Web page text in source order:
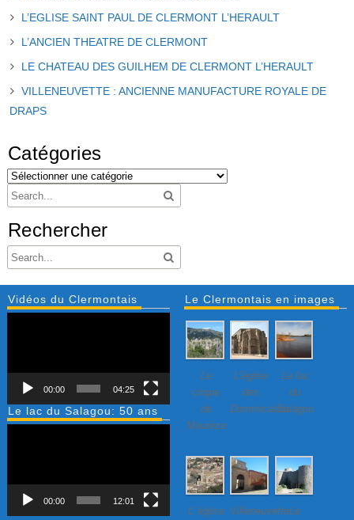
L’EGLISE SAINT PAUL DE CLERMONT L’HERAULT
L’ANCIEN THEATRE DE CLERMONT
LE CHATEAU DES GUILHEM DE CLERMONT L’HERAULT
VILLENEUVETTE : ANCIENNE MANUFACTURE ROYALE DE
DRAPS
Catégories
Rechercher
Vidéos du Clermontais
00:00 04:25
Le lac du Salagou: 50 ans
00:00 12:01
Le Clermontais en images
Le
cirque
de
Mourèze
L’église
des
Dominicains
Le lac
du
Salagou
L’ église Villeneuvette…
Le